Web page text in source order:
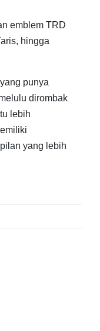
emblem TRD
hingga
punya
dirombak
lebih
yang lebih